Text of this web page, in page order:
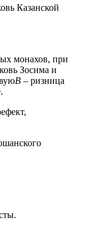
Казанской
монахов, при
Зосима и
В – ризница